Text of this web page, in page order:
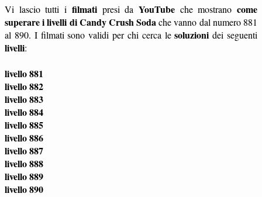
Vi lascio tutti i filmatipresi da YouTubeche mostranocome
superare i livelli di Candy Crush Sodache vanno dal numero 881
al 890. I filmati sono validi per chi cerca lesoluzioni dei seguenti
livelli:
livello 881
livello 882
livello 883
livello 884
livello 885
livello 886
livello 887
livello 888
livello 889
livello 890